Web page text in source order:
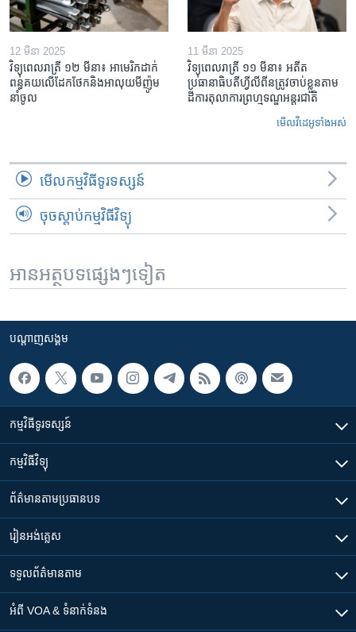
12 មីនា 2025
វិទ្យុពេលរាត្រី ១២ មីនា៖ អាមេរិក​ដាក់​
ពន្ធគយ​លើ​ដែកថែក​និង​អាលុយ​មីញ៉ូម​
នាំចូល
11 មីនា 2025
វិទ្យុពេលរាត្រី ១១ មីនា៖ អតីត​
ប្រធានាធិបតីហ្វីលីពីន​ត្រូវ​ចាប់ខ្លួនតាម
ដីការ​តុលាការ​ព្រហ្មទណ្ឌ​អន្តរជាតិ
មើល​វីដេអូ​ទាំង​អស់
មើល​កម្មវិធី​ទូរទស្សន៍
ចុចស្តាប់កម្មវិធីវិទ្យុ
អានអត្ថបទផ្សេងៗទៀត
បណ្តាញ​សង្គម
កម្មវិធី​ទូរទស្សន៍
កម្មវិធី​វិទ្យុ
ព័ត៌មាន​តាមប្រធានបទ​
រៀន​​អង់គ្លេស
ទទួល​ព័ត៌មាន​តាម
អំពី​ VOA & ទំនាក់ទំនង